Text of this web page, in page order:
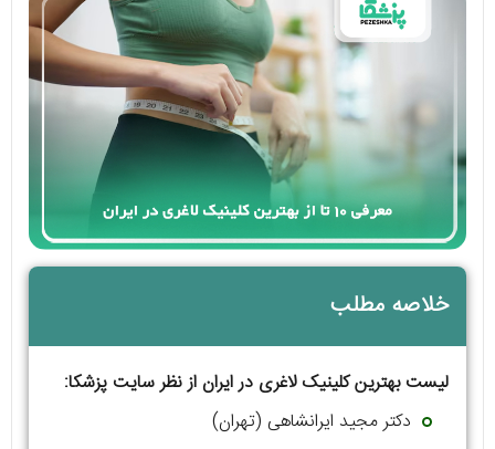
خلاصه مطلب
لیست بهترین کلینیک لاغری در ایران از نظر سایت پزشکا:
دکتر مجید ایرانشاهی (تهران)